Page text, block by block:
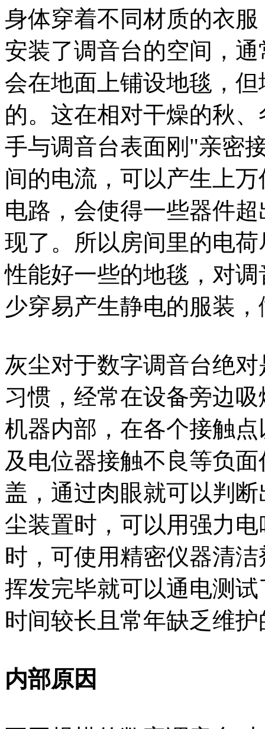
身体穿着不同材质的衣
安装了调音台的空间，
会在地面上铺设地毯，
的。这在相对干燥的秋
手与调音台表面刚"亲密
间的电流，可以产生上
电路，会使得一些器件
现了。所以房间里的电
性能好一些的地毯，对
少穿易产生静电的服装
灰尘对于数字调音台绝
习惯，经常在设备旁边
机器内部，在各个接触
及电位器接触不良等负
盖，通过肉眼就可以判
尘装置时，可以用强力
时，可使用精密仪器清
挥发完毕就可以通电测
时间较长且常年缺乏维
内部原因